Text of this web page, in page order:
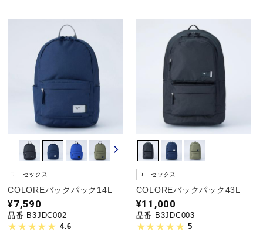
ユニセックス
COLOREバックパック14L
¥7,590
品番 B3JDC002
4.6
ユニセックス
COLOREバックパック43L
¥11,000
品番 B3JDC003
5